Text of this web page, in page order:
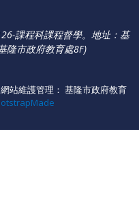
課程科課程督學。 地址：基
隆市政府教育處8F)
站維護管理： 基隆市政府教育